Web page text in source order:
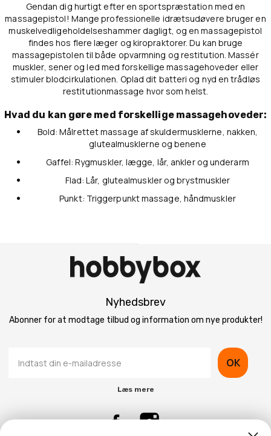
Gendan dig hurtigt efter en sportspræstation med en
massagepistol! Mange professionelle idrætsudøvere bruger en
muskelvedligeholdelseshammer dagligt, og en massagepistol
findes hos flere læger og kiropraktorer. Du kan bruge
massagepistolen til både opvarmning og restitution. Massér
muskler, sener og led med forskellige massagehoveder eller
stimuler blodcirkulationen. Oplad dit batteri og nyd en trådløs
restitutionmassage hvor som helst.
Hvad du kan gøre med forskellige massagehoveder:
Bold: Målrettet massage af skuldermusklerne, nakken,
glutealmusklerne og benene
Gaffel: Rygmuskler, lægge, lår, ankler og underarm
Flad: Lår, glutealmuskler og brystmuskler
Punkt: Triggerpunkt massage, håndmuskler
Nyhedsbrev
Abonner for at modtage tilbud og information om nye produkter!
OK
Læs mere